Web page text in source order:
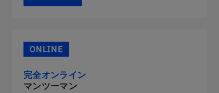
ONLINE
完全オンライン
マンツーマン